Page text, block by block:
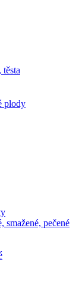
plody
smažené, pečené